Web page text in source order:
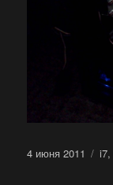
Опубликовано
4 июня 2011 i7